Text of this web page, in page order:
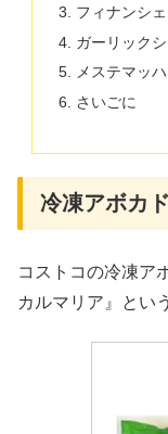
フィナンシェ
ガーリック
メステマッ
さいごに
冷凍アボカ
コストコの冷凍ア
カルマリア』とい